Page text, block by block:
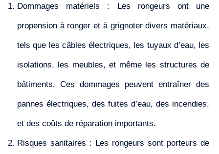
Dommages matériels : Les rongeurs ont une
propension à ronger et à grignoter divers matériaux,
tels que les câbles électriques, les tuyaux d’eau, les
isolations, les meubles, et même les structures de
bâtiments. Ces dommages peuvent entraîner des
pannes électriques, des fuites d’eau, des incendies,
et des coûts de réparation importants.
Risques sanitaires : Les rongeurs sont porteurs de